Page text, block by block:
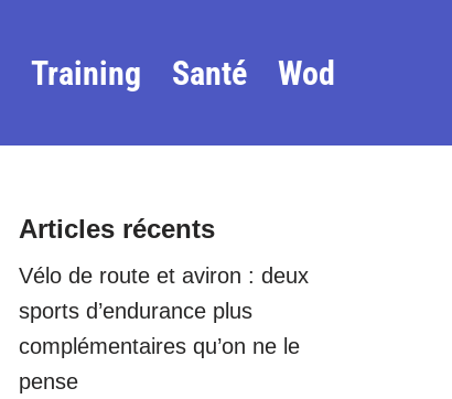
Training Santé Wod
Articles récents
Vélo de route et aviron : deux
sports d’endurance plus
complémentaires qu’on ne le
pense